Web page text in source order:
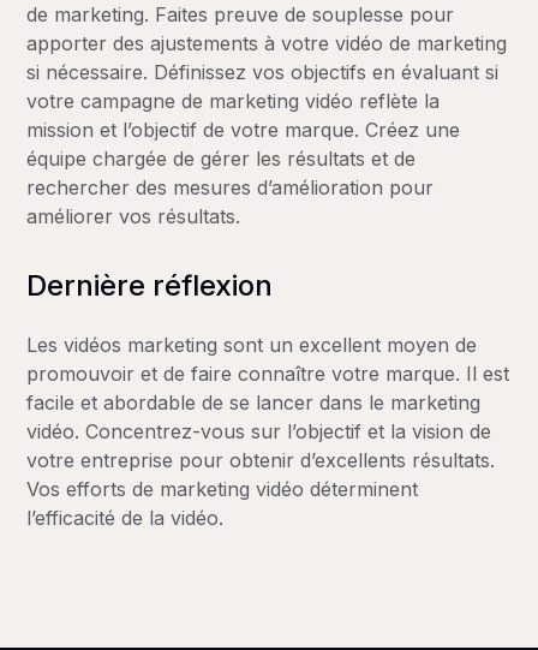
de marketing. Faites preuve de souplesse pour
apporter des ajustements à votre vidéo de marketing
si nécessaire. Définissez vos objectifs en évaluant si
votre campagne de marketing vidéo reflète la
mission et l’objectif de votre marque. Créez une
équipe chargée de gérer les résultats et de
rechercher des mesures d’amélioration pour
améliorer vos résultats.
Dernière réflexion
Les vidéos marketing sont un excellent moyen de
promouvoir et de faire connaître votre marque. Il est
facile et abordable de se lancer dans le marketing
vidéo. Concentrez-vous sur l’objectif et la vision de
votre entreprise pour obtenir d’excellents résultats.
Vos efforts de marketing vidéo déterminent
l’efficacité de la vidéo.